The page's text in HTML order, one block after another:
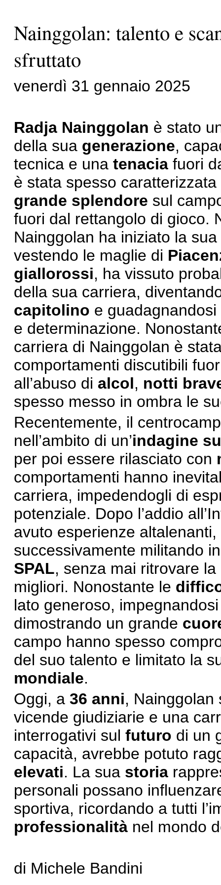
Nainggolan: talento e
sfruttato
venerdì 31 gennaio 2025
Radja Nainggolan è stato
della sua generazione,
tecnica e una tenacia fuori
è stata spesso
grande splendore sul
fuori dal rettangolo di gioco.
Nainggolan ha iniziato la
vestendo le maglie di
giallorossi, ha vissuto
della sua carriera,
capitolino e
e determinazione.
carriera di Nainggolan è
comportamenti discutibili
all’abuso di alcol, notti
spesso messo in ombra le
Recentemente, il
nell’ambito di un’indagine
per poi essere rilasciato con
comportamenti hanno
carriera, impedendogli di
potenziale. Dopo l’addio
avuto esperienze
successivamente militando
SPAL, senza mai ritrovare
migliori. Nonostante le
lato generoso,
dimostrando un grande
campo hanno spesso
del suo talento e limitato la
mondiale.
Oggi, a 36 anni,
vicende giudiziarie e una
interrogativi sul futuro di un
capacità, avrebbe potuto
elevati. La sua storia
personali possano
sportiva, ricordando a tutti
professionalità nel mondo
di Michele Bandini